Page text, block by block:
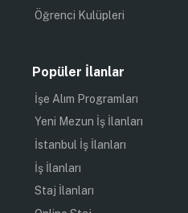
Öğrenci Kulüpleri
Popüler İlanlar
İşe Alım Programları
Yeni Mezun İş İlanları
İstanbul İş İlanları
İş İlanları
Staj İlanları